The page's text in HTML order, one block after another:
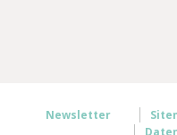
Newsletter